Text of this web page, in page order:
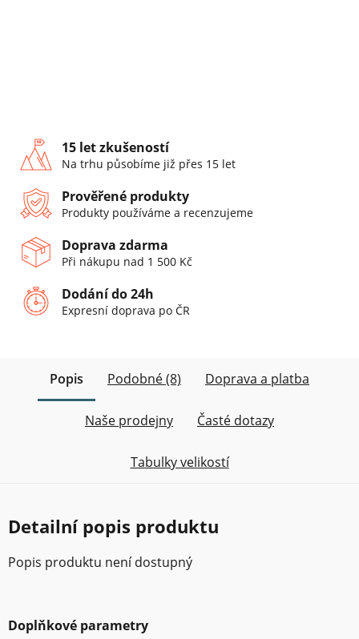
15 let zkušeností
Na trhu působíme již přes 15 let
Prověřené produkty
Produkty používáme a recenzujeme
Doprava zdarma
Při nákupu nad 1 500 Kč
Dodání do 24h
Expresní doprava po ČR
Popis Podobné (8) Doprava a platba
Naše prodejny Časté dotazy
Tabulky velikostí
Detailní popis produktu
Popis produktu není dostupný
Doplňkové parametry